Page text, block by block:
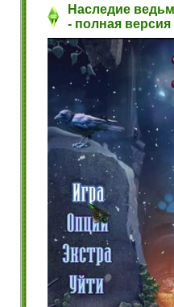
Наследие
- полная версия